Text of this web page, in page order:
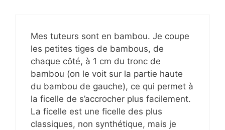
Mes tuteurs sont en bambou. Je coupe
les petites tiges de bambous, de
chaque côté, à 1 cm du tronc de
bambou (on le voit sur la partie haute
du bambou de gauche), ce qui permet à
la ficelle de s’accrocher plus facilement.
La ficelle est une ficelle des plus
classiques, non synthétique, mais je